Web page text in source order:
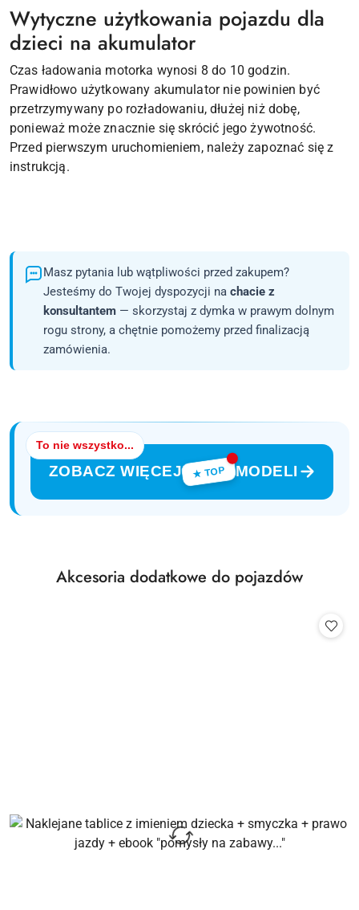
Wytyczne użytkowania pojazdu dla
dzieci na akumulator
Czas ładowania motorka wynosi 8 do 10 godzin.
Prawidłowo użytkowany akumulator nie powinien być
przetrzymywany po rozładowaniu, dłużej niż dobę,
ponieważ może znacznie się skrócić jego żywotność.
Przed pierwszym uruchomieniem, należy zapoznać się z
instrukcją.
Masz pytania lub wątpliwości przed zakupem?
Jesteśmy do Twojej dyspozycji na chacie z
konsultantem — skorzystaj z dymka w prawym dolnym
rogu strony, a chętnie pomożemy przed finalizacją
zamówienia.
To nie wszystko...
ZOBACZ WIĘCEJ ★ TOP MODELI
Pomiń karuzelę produktów
Produkty
Akcesoria dodatkowe do pojazdów